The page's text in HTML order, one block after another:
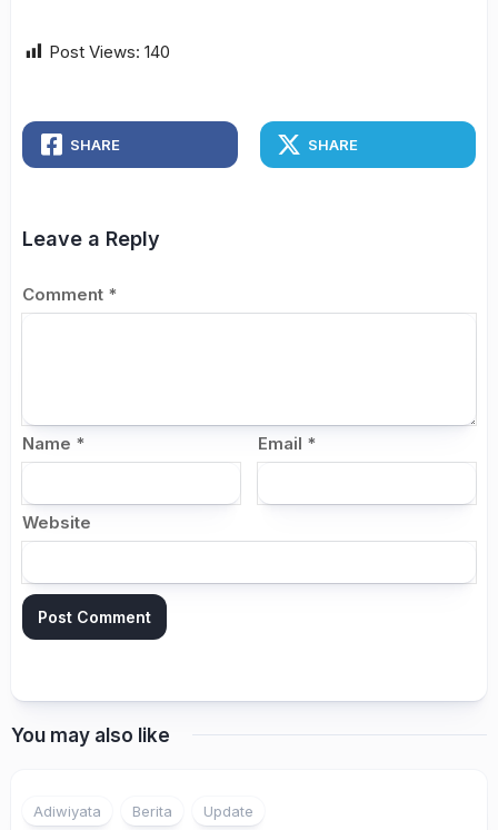
Post Views: 140
SHARE SHARE
Leave a Reply
Comment *
Name * Email *
Website
You may also like
Adiwiyata Berita Update